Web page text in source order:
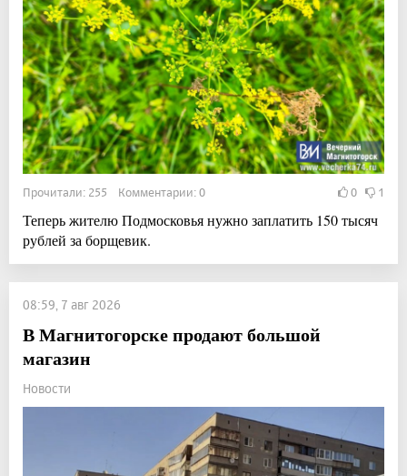
Прочитали: 255 Комментарии: 0 0 1
Теперь жителю Подмосковья нужно заплатить 150 тысяч
рублей за борщевик.
08:59, 7 авг 2026
В Магнитогорске продают большой
магазин
Новости